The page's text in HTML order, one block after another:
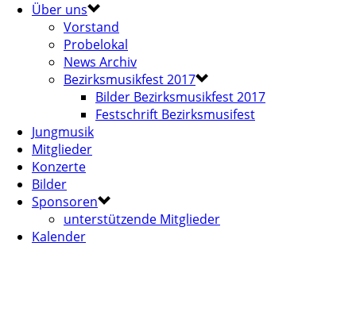
Über uns
Vorstand
Probelokal
News Archiv
Bezirksmusikfest 2017
Bilder Bezirksmusikfest 2017
Festschrift Bezirksmusifest
Jungmusik
Mitglieder
Konzerte
Bilder
Sponsoren
unterstützende Mitglieder
Kalender